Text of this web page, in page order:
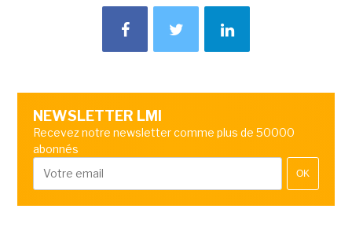
NEWSLETTER LMI
Recevez notre newsletter comme plus de 50000
abonnés
OK